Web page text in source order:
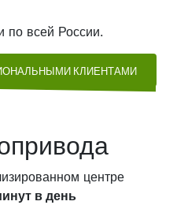
по всей России.
КЛИЕНТАМИ
центре
в день